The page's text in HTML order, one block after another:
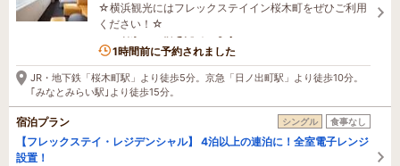
☆横浜観光にはフレックステイイン桜木町をぜひご利用
ください！☆
6名がこの宿を見ています
1時間前に予約されました
JR・地下鉄「桜木町駅」より徒歩5分。京急「日ノ出町駅」より徒歩10分。
｢みなとみらい駅｣より徒歩15分。
宿泊プラン シングル 食事なし
【フレックステイ・レジデンシャル】 4泊以上の連泊に！全室電子レンジ
設置！